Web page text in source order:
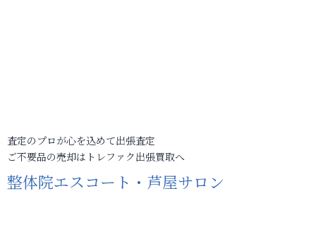
査定のプロが心を込めて出張査定
ご不要品の売却はトレファク出張買取へ
整体院エスコート・芦屋サロン